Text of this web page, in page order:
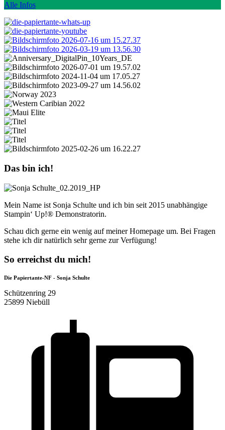
Alle Infos
Das bin ich!
Mein Name ist Sonja Schulte und ich bin seit 2015 unabhängige
Stampin‘ Up!® Demonstratorin.
Schau dich gerne ein wenig auf meiner Homepage um. Bei Fragen
stehe ich dir natürlich sehr gerne zur Verfügung!
So erreichst du mich!
Die Papiertante-NF - Sonja Schulte
Schützenring 29
25899 Niebüll